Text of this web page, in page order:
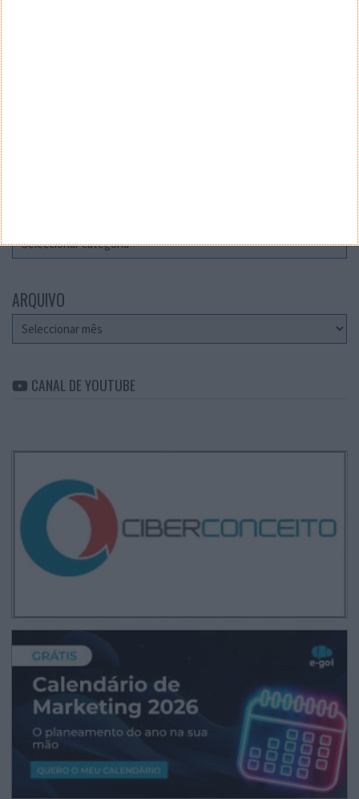
ARQUIVO
Arquivo
CANAL DE YOUTUBE